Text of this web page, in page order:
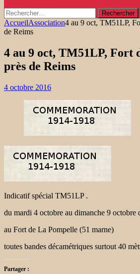
Rechercher :
AccueilAssociation4 au 9 oct, TM51LP,
de Reims
4 au 9 oct, TM51LP, Fort
près de Reims
4 octobre 2016
Indicatif spécial TM51LP .
du mardi 4 octobre au dimanche 9 octobre
au Fort de La Pompelle (51 marne)
toutes bandes décamétriques surtout 40
Partager :